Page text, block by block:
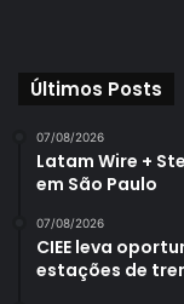
Últimos Posts
07/08/2026
Latam Wire +
em São Paulo
07/08/2026
CIEE leva
estações de